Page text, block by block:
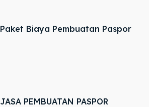
Paket Biaya Pembuatan Paspor
JASA PEMBUATAN PASPOR